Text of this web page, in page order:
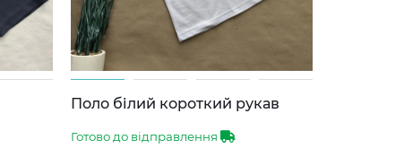
Поло білий короткий рукав
Готово до відправлення